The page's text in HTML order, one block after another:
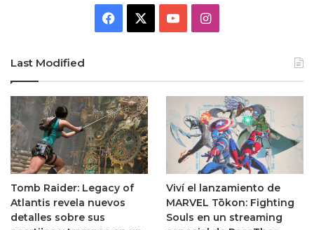
Facebook YouTubeInstagram
Last Modified
Tomb Raider: Legacy of
Atlantis revela nuevos
detalles sobre sus
Viví el lanzamiento de
MARVEL Tōkon: Fighting
Souls en un streaming